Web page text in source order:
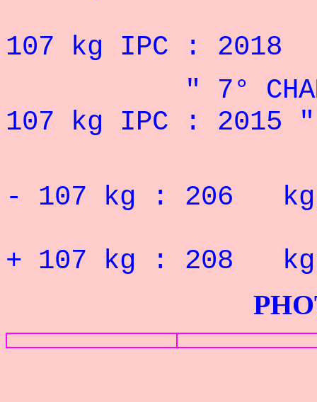
107 kg IPC : 2018
" 7°
107 kg IPC : 2015 "
- 107 kg : 206
+ 107 kg : 208
PHOTOS